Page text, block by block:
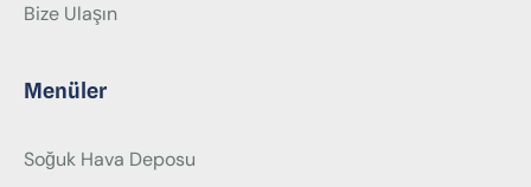
Bize Ulaşın
Menüler
Soğuk Hava Deposu